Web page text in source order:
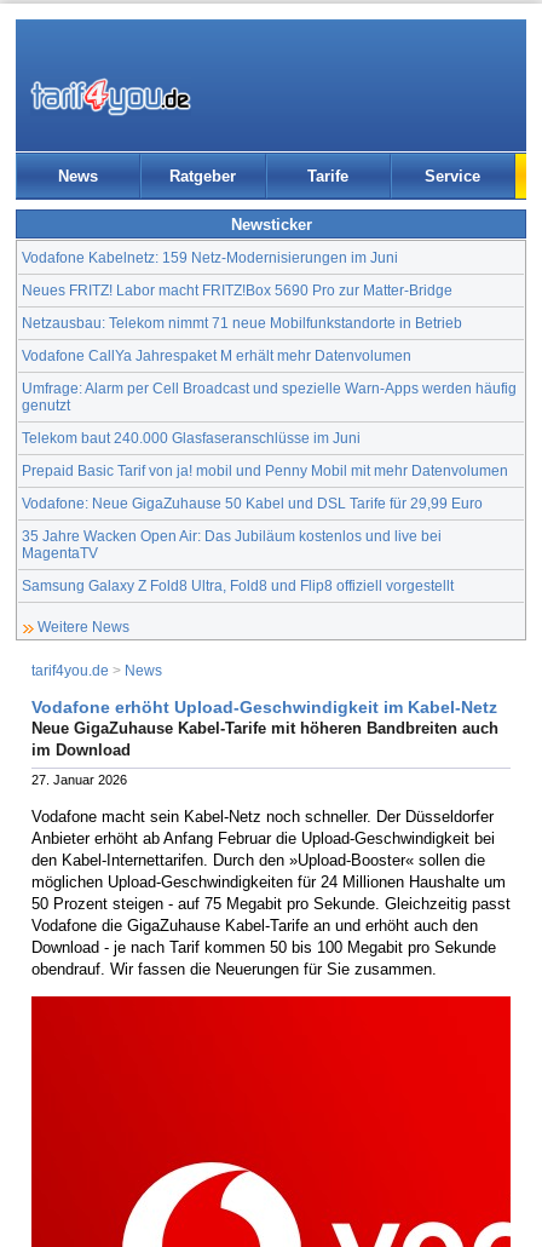
News Ratgeber Tarife Service
Newsticker
Vodafone Kabelnetz: 159 Netz-Modernisierungen im Juni
Neues FRITZ! Labor macht FRITZ!Box 5690 Pro zur Matter-Bridge
Netzausbau: Telekom nimmt 71 neue Mobilfunkstandorte in Betrieb
Vodafone CallYa Jahrespaket M erhält mehr Datenvolumen
Umfrage: Alarm per Cell Broadcast und spezielle Warn-Apps werden häufig
genutzt
Telekom baut 240.000 Glasfaseranschlüsse im Juni
Prepaid Basic Tarif von ja! mobil und Penny Mobil mit mehr Datenvolumen
Vodafone: Neue GigaZuhause 50 Kabel und DSL Tarife für 29,99 Euro
35 Jahre Wacken Open Air: Das Jubiläum kostenlos und live bei
MagentaTV
Samsung Galaxy Z Fold8 Ultra, Fold8 und Flip8 offiziell vorgestellt
Weitere News
tarif4you.de > News
Vodafone erhöht Upload-Geschwindigkeit im Kabel-Netz
Neue GigaZuhause Kabel-Tarife mit höheren Bandbreiten auch
im Download
27. Januar 2026
Vodafone macht sein Kabel-Netz noch schneller. Der Düsseldorfer
Anbieter erhöht ab Anfang Februar die Upload-Geschwindigkeit bei
den Kabel-Internettarifen. Durch den »Upload-Booster« sollen die
möglichen Upload-Geschwindigkeiten für 24 Millionen Haushalte um
50 Prozent steigen - auf 75 Megabit pro Sekunde. Gleichzeitig passt
Vodafone die GigaZuhause Kabel-Tarife an und erhöht auch den
Download - je nach Tarif kommen 50 bis 100 Megabit pro Sekunde
obendrauf. Wir fassen die Neuerungen für Sie zusammen.